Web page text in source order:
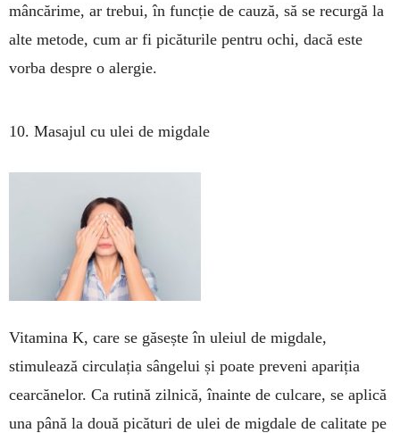
mâncărime, ar trebui, în funcție de cauză, să se recurgă la
alte metode, cum ar fi picăturile pentru ochi, dacă este
vorba despre o alergie.
10. Masajul cu ulei de migdale
Vitamina K, care se găsește în uleiul de migdale,
stimulează circulația sângelui și poate preveni apariția
cearcănelor. Ca rutină zilnică, înainte de culcare, se aplică
una până la două picături de ulei de migdale de calitate pe